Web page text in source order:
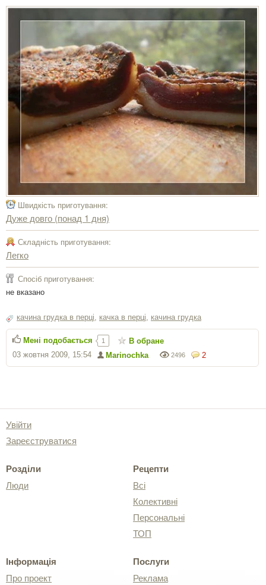
Швидкість приготування:
Дуже довго (понад 1 дня)
Складність приготування:
Легко
Спосіб приготування:
не вказано
качина грудка в перці качка в перці качина грудка
2
2496
Marinochka
03 жовтня 2009, 15:54
Мені подобається 1 В обране
Увійти
Зареєструватися
Розділи
Люди
Рецепти
Всі
Колективні
Персональні
ТОП
Інформація
Про проект
Послуги
Реклама